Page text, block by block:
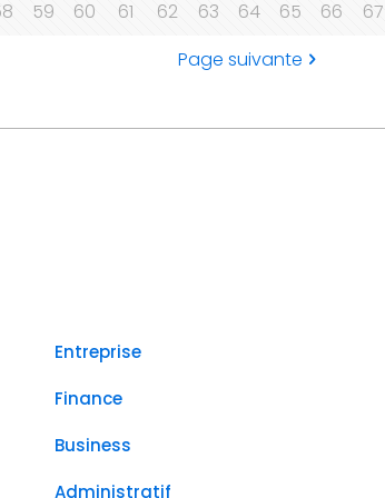
59 60 61 62 63 64 65 66 67
Page suivante
Entreprise
Finance
Business
Administratif